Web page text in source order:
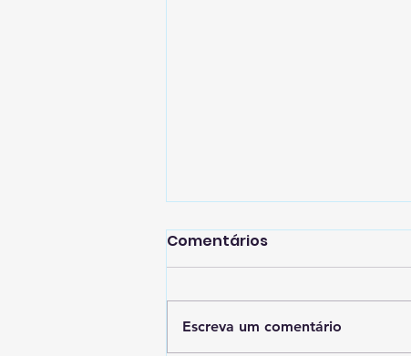
Comentários
Escreva um comentário